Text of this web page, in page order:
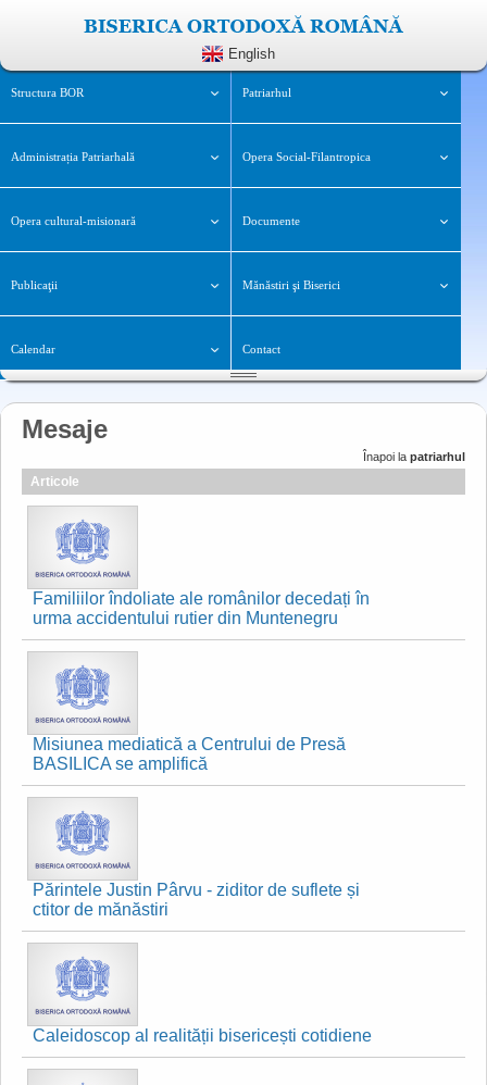
English
Structura BOR Patriarhul
Administrația Patriarhală Opera Social-Filantropica
Opera cultural-misionară Documente
Publicaţii Mănăstiri şi Biserici
Calendar Contact
Mesaje
Înapoi la patriarhul
Articole
Familiilor îndoliate ale românilor decedați în
urma accidentului rutier din Muntenegru
Misiunea mediatică a Centrului de Presă
BASILICA se amplifică
Părintele Justin Pârvu - ziditor de suflete și
ctitor de mănăstiri
Caleidoscop al realității bisericești cotidiene